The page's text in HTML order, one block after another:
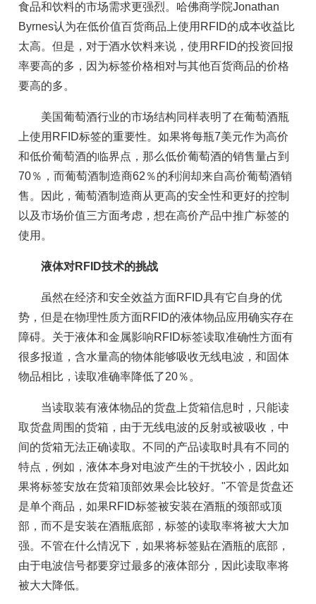
食品和饮料的市场需求更强烈。哈佛商学院Jonathan
Byrnes认为在低价值百货商品上使用RFID的成本收益比
太高。但是，对于酒水饮料来说，使用RFID的投资回报
率要高的多，因为标签价格相对与其他百货商品的价格
要高的多。
美国葡萄酒行业的市场结构同样表明了在葡萄酒瓶
上使用RFID标签的重要性。如果将每瓶7美元作为高价
和低价葡萄酒的临界点，那么低价葡萄酒的销售量占到
70％，而葡萄酒制造商62％的利润却来自高价葡萄酒销
售。因此，葡萄酒制造商从更高的安全性和更好的控制
以及市场价值三方面考虑，想在高价产品中推广标签的
使用。
液体对RFID技术的挑战
虽然在经济和安全效益方面RFID具有它自身的优
势，但是在物理性质方面RFID的液体物品应用确实存在
障碍。关于液体和金属影响RFID标签读取准确性方面有
很多报道，含水量高的物体能够吸收无线电波，和固体
物品相比，读取准确率降低了20％。
当读取装有液体物品的货盘上货箱信息时，只能读
取货盘周围的货箱，由于无线电波的反射或被吸收，中
间的货箱无法正确读取。不同的产品读取时具有不同的
特点，例如，液体本身对电波产生的干扰较小，因此如
果将标签安放在货箱顶部效果会比较好。"不管是货盘还
是单个商品，如果RFID标签被安装在酒瓶的颈部或顶
部，而不是安装在酒瓶底部，标签的读取率将被大大加
强。不管在什么情况下，如果将标签贴在酒瓶的底部，
由于电波信号都要穿过最多的液体部分，因此读取率将
被大大降低。